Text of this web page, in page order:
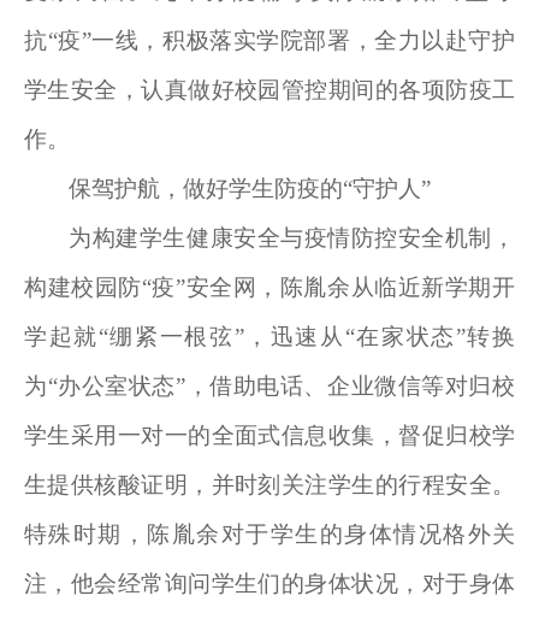
抗“疫”一线，积极落实学院部署，全力以赴守护
学生安全，认真做好校园管控期间的各项防疫工
作。
保驾护航，做好学生防疫的“守护人”
为构建学生健康安全与疫情防控安全机制，
构建校园防“疫”安全网，陈胤余从临近新学期开
学起就“绷紧一根弦”，迅速从“在家状态”转换
为“办公室状态”，借助电话、企业微信等对归校
学生采用一对一的全面式信息收集，督促归校学
生提供核酸证明，并时刻关注学生的行程安全。
特殊时期，陈胤余对于学生的身体情况格外关
注，他会经常询问学生们的身体状况，对于身体